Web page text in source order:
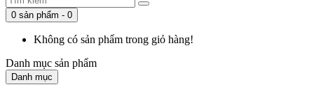
0 sản phẩm - 0
Không có sản phẩm trong giỏ hàng!
Danh mục sản phẩm
Danh mục